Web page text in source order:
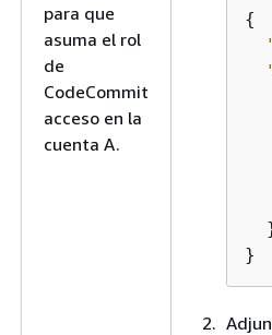
para que
asuma el rol
de
CodeCommit
acceso en la
cuenta A.
{
}